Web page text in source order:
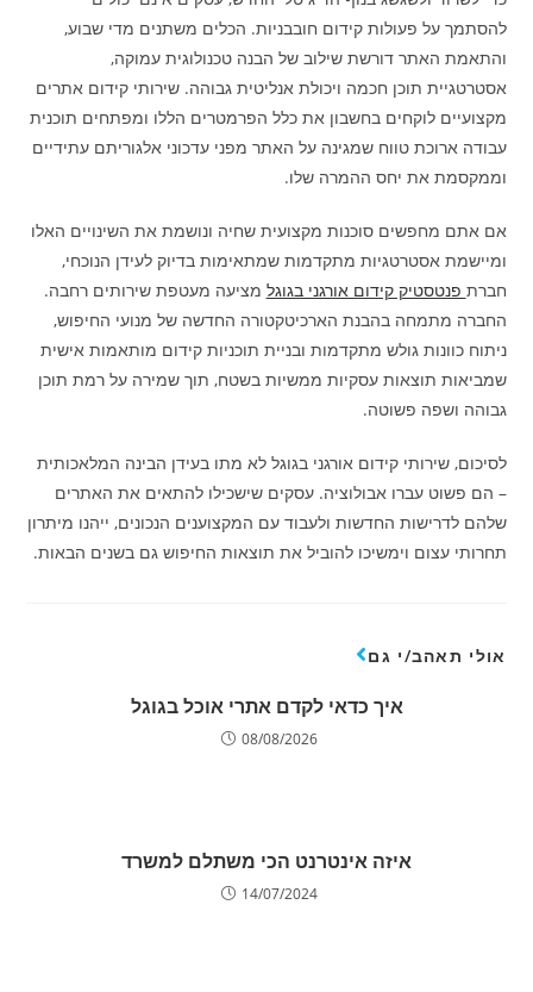
להסתמך על פעולות קידום חובבניות. הכלים משתנים מדי שבוע,
והתאמת האתר דורשת שילוב של הבנה טכנולוגית עמוקה,
אסטרטגיית תוכן חכמה ויכולת אנליטית גבוהה. שירותי קידום אתרים
מקצועיים לוקחים בחשבון את כלל הפרמטרים הללו ומפתחים תוכנית
עבודה ארוכת טווח שמגינה על האתר מפני עדכוני אלגוריתם עתידיים
וממקסמת את יחס ההמרה שלו.
אם אתם מחפשים סוכנות מקצועית שחיה ונושמת את השינויים האלו
ומיישמת אסטרטגיות מתקדמות שמתאימות בדיוק לעידן הנוכחי,
חברת פנטסטיק קידום אורגני בגוגל מציעה מעטפת שירותים רחבה.
החברה מתמחה בהבנת הארכיטקטורה החדשה של מנועי החיפוש,
ניתוח כוונות גולש מתקדמות ובניית תוכניות קידום מותאמות אישית
שמביאות תוצאות עסקיות ממשיות בשטח, תוך שמירה על רמת תוכן
גבוהה ושפה פשוטה.
לסיכום, שירותי קידום אורגני בגוגל לא מתו בעידן הבינה המלאכותית
– הם פשוט עברו אבולוציה. עסקים שישכילו להתאים את האתרים
שלהם לדרישות החדשות ולעבוד עם המקצוענים הנכונים, ייהנו מיתרון
תחרותי עצום וימשיכו להוביל את תוצאות החיפוש גם בשנים הבאות.
אולי תאהב/י גם
איך כדאי לקדם אתרי אוכל בגוגל
08/08/2026
איזה אינטרנט הכי משתלם למשרד
14/07/2024